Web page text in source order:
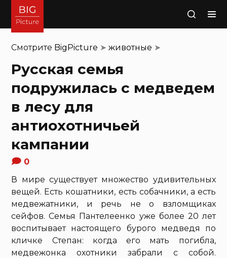
Поиск
Смотрите BigPicture ➤животные ➤
Русская семья
подружилась с медведем
в лесу для
антиохотничьей
кампании
0
В мире существует множество удивительных
вещей. Есть кошатники, есть собачники, а есть
медвежатники, и речь не о взломщиках
сейфов. Семья Пантелеенко уже более 20 лет
воспитывает настоящего бурого медведя по
кличке Степан: когда его мать погибла,
медвежонка охотники забрали с собой.